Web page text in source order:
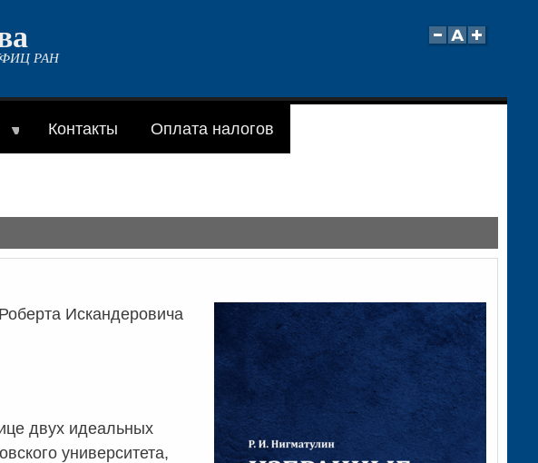
РАН
Контакты Оплата налогов
Искандеровича
двух идеальных
университета,